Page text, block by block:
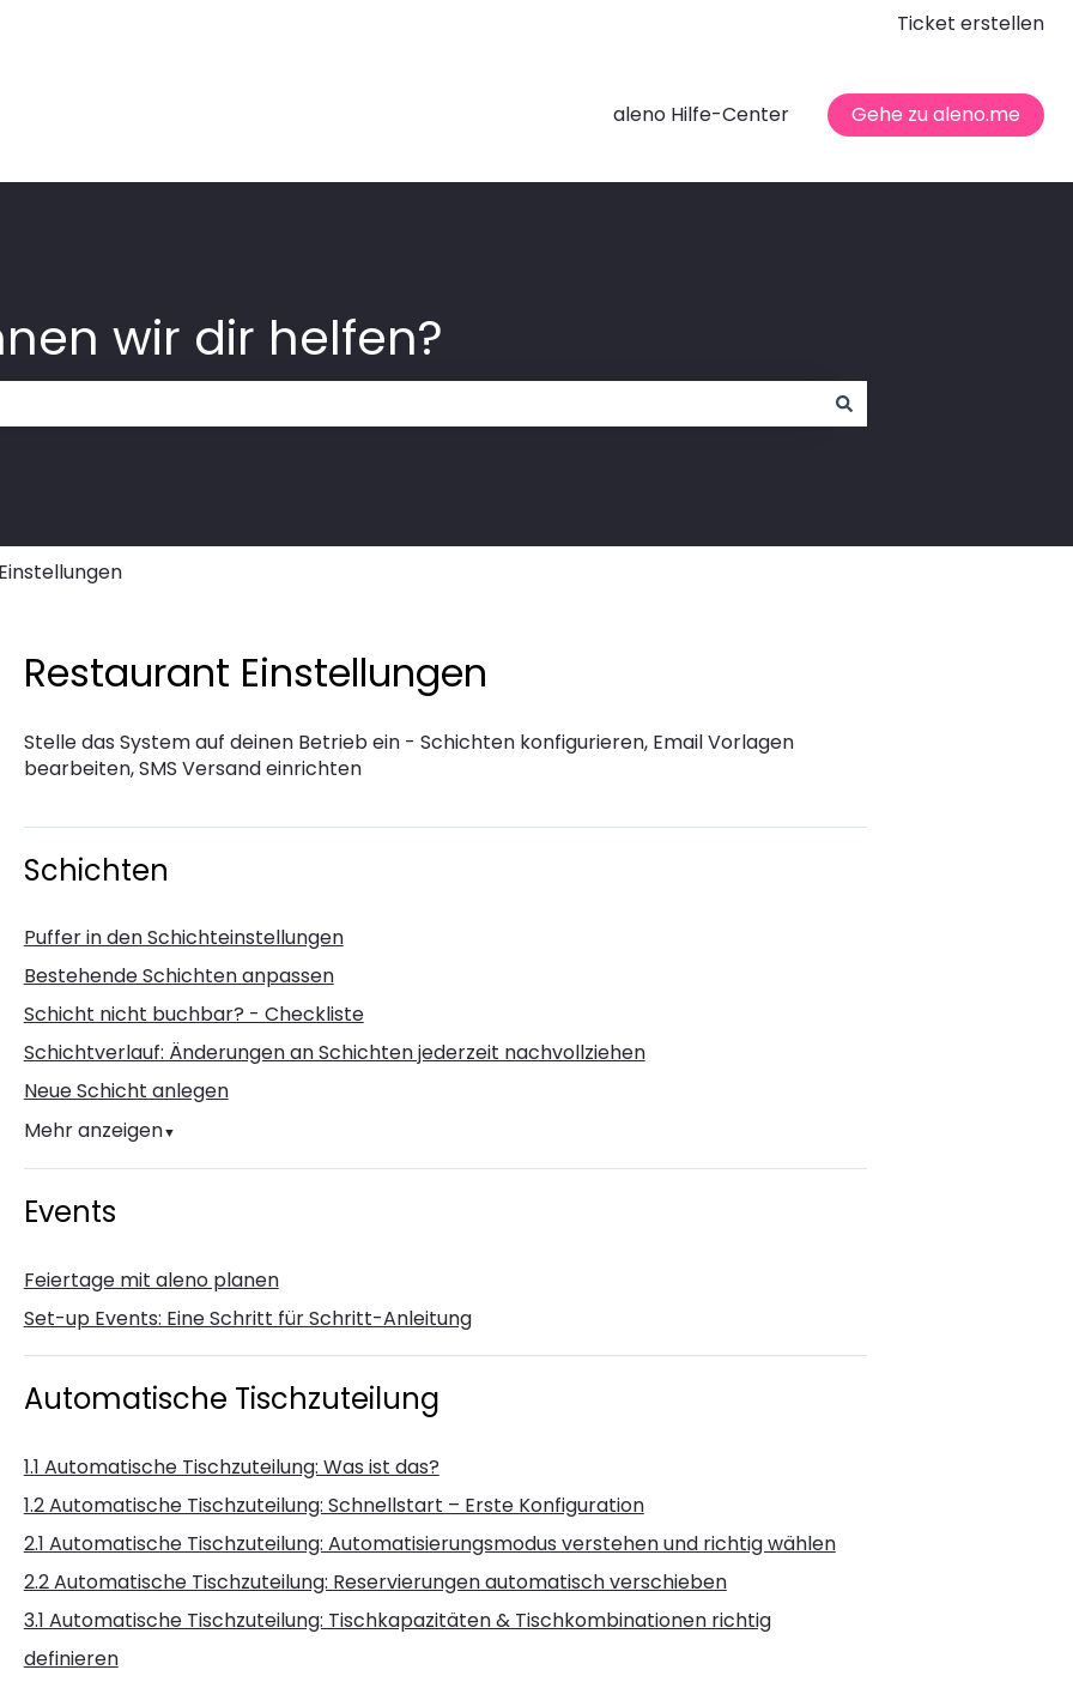
Ticket erstellen
aleno Hilfe-Center Gehe zu aleno.me
wir dir helfen?
Restaurant Einstellungen
Stelle das System auf deinen Betrieb ein - Schichten konfigurieren, Email Vorlagen
bearbeiten, SMS Versand einrichten
Schichten
Puffer in den Schichteinstellungen
Bestehende Schichten anpassen
Schicht nicht buchbar? - Checkliste
Schichtverlauf: Änderungen an Schichten jederzeit nachvollziehen
Neue Schicht anlegen
Mehr anzeigen▼
Events
Feiertage mit aleno planen
Set-up Events: Eine Schritt für Schritt-Anleitung
Automatische Tischzuteilung
1.1 Automatische Tischzuteilung: Was ist das?
1.2 Automatische Tischzuteilung: Schnellstart – Erste Konfiguration
2.1 Automatische Tischzuteilung: Automatisierungsmodus verstehen und richtig wählen
2.2 Automatische Tischzuteilung: Reservierungen automatisch verschieben
3.1 Automatische Tischzuteilung: Tischkapazitäten & Tischkombinationen richtig
definieren